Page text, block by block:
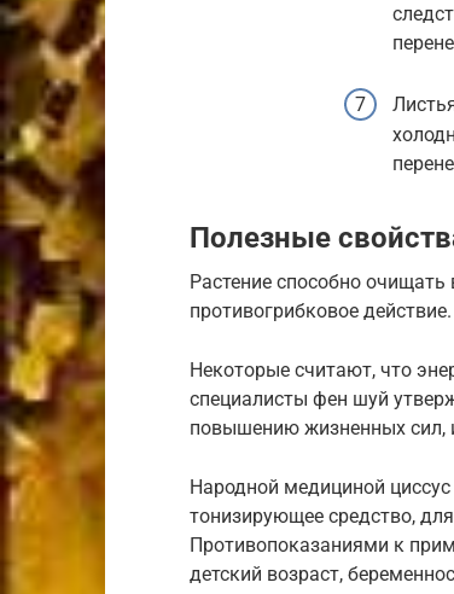
Полезные
Растение способно
противогрибковое действие.
Некоторые считают, что
специалисты фен шуй
повышению жизненных сил,
Народной медициной
тонизирующее средство,
Противопоказаниями к
детский возраст,